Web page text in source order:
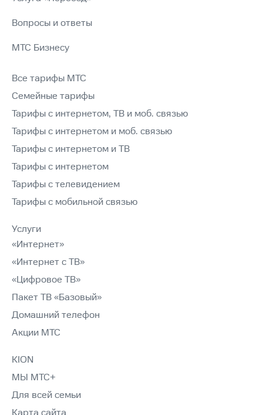
Вопросы и ответы
МТС Бизнесу
Все тарифы МТС
Семейные тарифы
Тарифы с интернетом, ТВ и моб. связью
Тарифы с интернетом и моб. связью
Тарифы с интернетом и ТВ
Тарифы с интернетом
Тарифы с телевидением
Тарифы с мобильной связью
Услуги
«Интернет»
«Интернет с ТВ»
«Цифровое ТВ»
Пакет ТВ «Базовый»
Домашний телефон
Акции МТС
KION
МЫ МТС+
Для всей семьи